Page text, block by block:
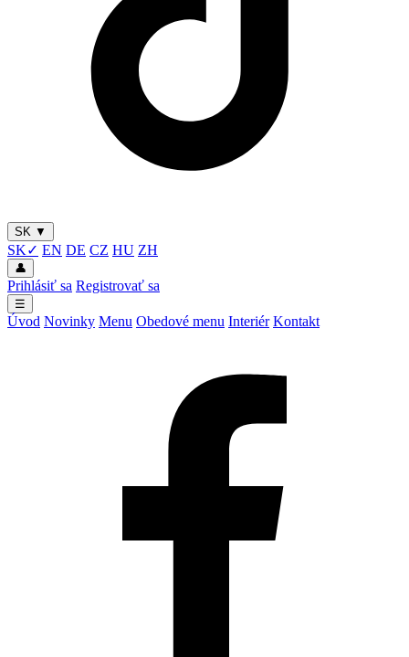
SK ▼
SK✓ EN DE CZ HU ZH
👤
Prihlásiť sa Registrovať sa
☰
Úvod Novinky Menu Obedové menu Interiér Kontakt